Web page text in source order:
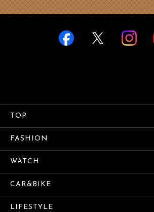
TOP
FASHION
WATCH
CAR&BIKE
LIFESTYLE